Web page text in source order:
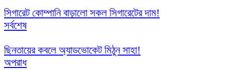
সিগারেট কোম্পানি বাড়ালো সকল সিগারেটের দাম!
সর্বশেষ
ছিনতায়ের কবলে অ্যাডভোকেট মিঠুন সাহা!
অপরাধ